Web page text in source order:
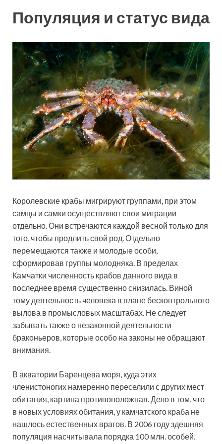
Популяция и статус вида
Королевские крабы мигрируют группами, при этом
самцы и самки осуществляют свои миграции
отдельно. Они встречаются каждой весной только для
того, чтобы продлить свой род. Отдельно
перемещаются также и молодые особи,
сформировав группы молодняка. В пределах
Камчатки численность крабов данного вида в
последнее время существенно снизилась. Виной
тому деятельность человека в плане бесконтрольного
вылова в промысловых масштабах. Не следует
забывать также о незаконной деятельности
браконьеров, которые особо на законы не обращают
внимания.
В акватории Баренцева моря, куда этих
членистоногих намеренно переселили с других мест
обитания, картина противоположная. Дело в том, что
в новых условиях обитания, у камчатского краба не
нашлось естественных врагов. В 2006 году здешняя
популяция насчитывала порядка 100 млн. особей.